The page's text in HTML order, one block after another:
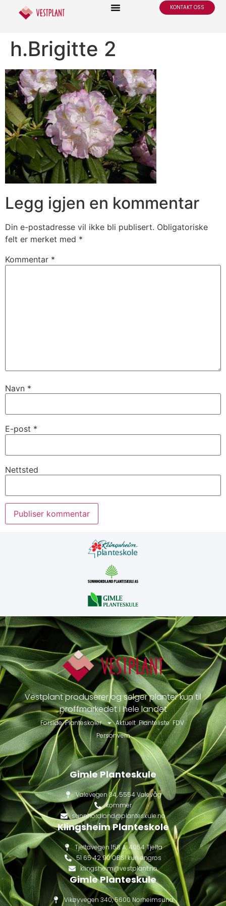
KONTAKT OSS
h.Brigitte 2
Legg igjen en kommentar
Din e-postadresse vil ikke bli publisert. Obligatoriske
felt er merket med *
Kommentar *
Navn *
E-post *
Nettsted
Vestplant produserer og selger planter kun til
proffmarkedet i hele landet
Forside Planteskoler Aktuelt Planteliste FDV
Personvern
Gimle Planteskule
Valevegen 34, 5554 Valevåg
kommer
sunnhordland@planteskule.no
Klingsheim Planteskole
Tjeltavegen 158 A, 4054 Tjelta
51 65 42 90 OBS! kun engros
klingsheim@vestplant.no
Gimle Planteskule
Vikøyvegen 340, 5600 Norheimsund